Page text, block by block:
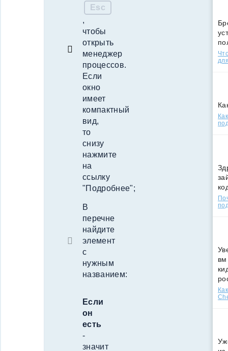
Esc
,
чтобы
открыть
менеджер
процессов.
Если
окно
имеет
компактный
вид,
то
снизу
нажмите
на
ссылку
"Подробнее";
В
перечне
найдите
элемент
с
нужным
названием:
Если
он
есть
-
значит
вм